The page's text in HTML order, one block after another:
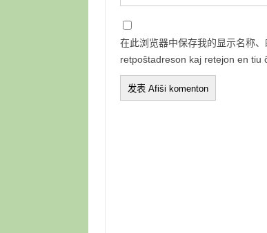
在此浏览器中保存我的显示名称
retpoŝtadreson kaj retejon en tiu